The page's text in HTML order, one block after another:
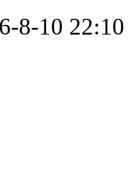
8-10 22:10